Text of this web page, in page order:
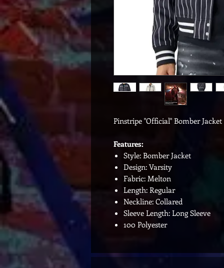
Pinstripe "Official" Bomber Jacket
Features:
Style: Bomber Jacket
Design: Varsity
Fabric: Melton
Length: Regular
Neckline: Collared
Sleeve Length: Long Sleeve
100 Polyester